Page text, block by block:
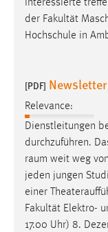
Interessierte
der Fakultät
Hochschule in
[PDF]
Relevance:
Dienstleitungen
durchzuführen.
raum weit weg
jeden jungen
einer
Fakultät Elektro-
17.00 Uhr) 8.